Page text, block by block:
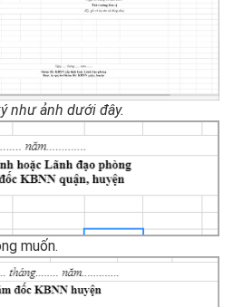
như ảnh dưới đây.
muốn.